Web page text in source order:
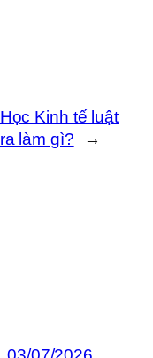
Học Kinh tế luật
ra làm gì?
→